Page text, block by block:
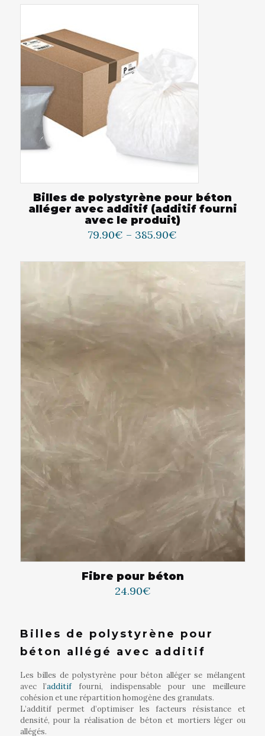
Billes de polystyrène pour béton
alléger avec additif (additif fourni
avec le produit)
79.90€ – 385.90€
Fibre pour béton
24.90€
Billes de polystyrène pour
béton allégé avec additif
Les billes de polystyrène pour béton alléger se mélangent
avec l’additiffourni, indispensable pour une meilleure
cohésion et une répartition homogène des granulats.
L’additif permet d’optimiser les facteurs résistance et
densité, pour la réalisation de béton et mortiers léger ou
allégés.